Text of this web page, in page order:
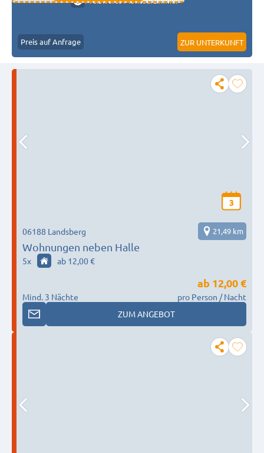
Preis auf Anfrage ZUR UNTERKUNFT
3
Wohnungen neben Halle
06188 Landsberg 21,49 km
5x ab 12,00 €
Mind. 3 Nächte
ab 12,00 €
pro Person / Nacht
ZUM ANGEBOT